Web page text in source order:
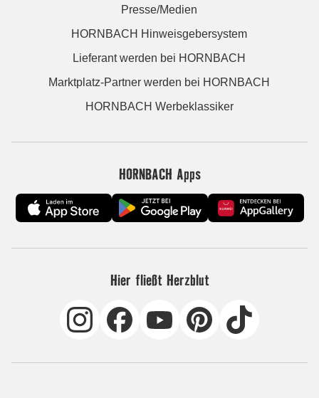
Presse/Medien
HORNBACH Hinweisgebersystem
Lieferant werden bei HORNBACH
Marktplatz-Partner werden bei HORNBACH
HORNBACH Werbeklassiker
HORNBACH Apps
Hier fließt Herzblut